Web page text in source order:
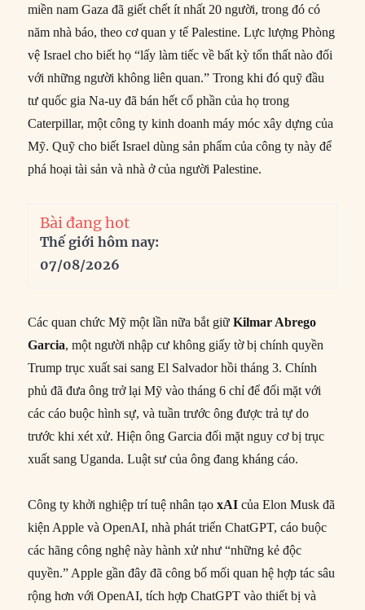
miền nam Gaza đã giết chết ít nhất 20 người, trong đó có
năm nhà báo, theo cơ quan y tế Palestine. Lực lượng Phòng
vệ Israel cho biết họ “lấy làm tiếc về bất kỳ tổn thất nào đối
với những người không liên quan.” Trong khi đó quỹ đầu
tư quốc gia Na-uy đã bán hết cổ phần của họ trong
Caterpillar, một công ty kinh doanh máy móc xây dựng của
Mỹ. Quỹ cho biết Israel dùng sản phẩm của công ty này để
phá hoại tài sản và nhà ở của người Palestine.
Bài đang hot
Thế giới hôm nay:
07/08/2026
Các quan chức Mỹ một lần nữa bắt giữKilmar Abrego
Garcia, một người nhập cư không giấy tờ bị chính quyền
Trump trục xuất sai sang El Salvador hồi tháng 3. Chính
phủ đã đưa ông trở lại Mỹ vào tháng 6 chỉ để đối mặt với
các cáo buộc hình sự, và tuần trước ông được trả tự do
trước khi xét xử. Hiện ông Garcia đối mặt nguy cơ bị trục
xuất sang Uganda. Luật sư của ông đang kháng cáo.
Công ty khởi nghiệp trí tuệ nhân tạoxAI của Elon Musk đã
kiện Apple và OpenAI, nhà phát triển ChatGPT, cáo buộc
các hãng công nghệ này hành xử như “những kẻ độc
quyền.” Apple gần đây đã công bố mối quan hệ hợp tác sâu
rộng hơn với OpenAI, tích hợp ChatGPT vào thiết bị và